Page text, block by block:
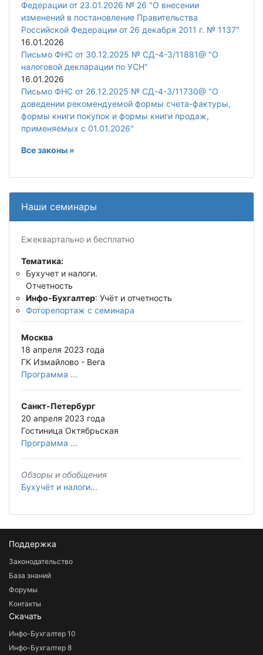
Федерации от 23.01.2026 № 26 "О внесении
изменений в постановление Правительства
Российской Федерации от 26 декабря 2011 г. № 1137"
16.01.2026
Письмо ФНС от 30.12.2025 № СД-4-3/11881@ "О
налоговой декларации по УСН"
16.01.2026
Письмо ФНС от 26.12.2025 № СД-4-3/11730@ "О
доведении рекомендуемой формы счета-фактуры,
формы книги покупок и формы книги продаж,
применяемых с 01.01.2026"
Все законы »
Наши семинары
Ежеквартально и бесплатно
Тематика:
Бухучет и налоги.
Отчетность
Инфо-Бухгалтер: Учёт и отчетность
Фоторепортаж с семинара
Москва
18 апреля 2023 года
ГК Измайлово - Вега
Программа ...
Санкт-Петербург
20 апреля 2023 года
Гостиница Октябрьская
Программа ...
Обзоры и обобщения
Бухучёт и налоги...
Поддержка
Законодательство
База знаний
Форумы
Контакты
Скачать
Инфо-Бухгалтер 10
Инфо-Бухгалтер 8